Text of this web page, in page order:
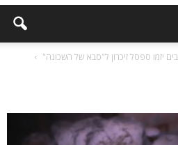
יזמו ספסל זיכרון ל"סבא של השכונה"